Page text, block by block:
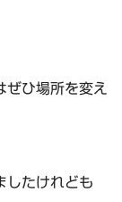
ぜひ場所を変え
したけれども